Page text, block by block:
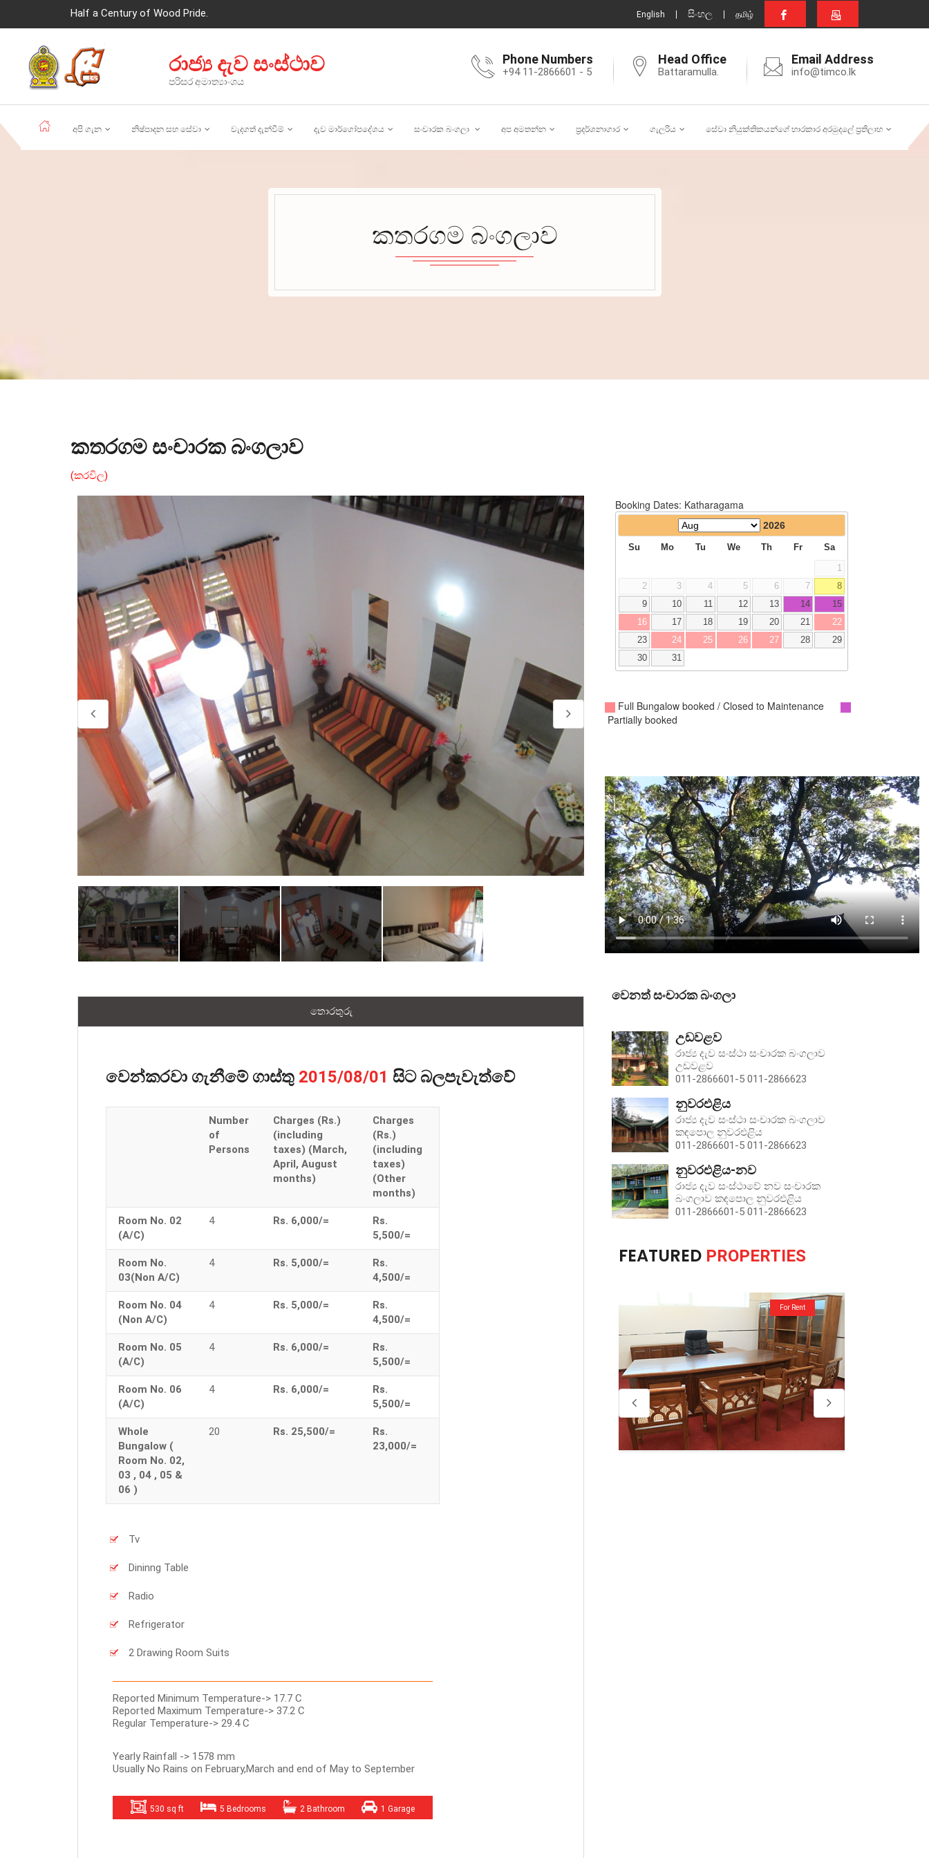
Half a Century of Wood Pride. English සිංහල தமிழ்
රාජ්‍ය දැව සංස්ථාව
පරිසර අමාත්‍යාංශය
Phone Numbers
+94 11-2866601 - 5
Head Office
Battaramulla.
Email Address
info@timco.lk
අපි ගැන නිෂ්පාදන සහ සේවා වැදගත් දැන්වීම් දැව මාර්ගෝපදේශය සංචාරක බංගලා අප අමතන්න ප්‍රදර්ශනාගාර ගැලරිය සේවා නියුක්තිකයන්ගේ භාරකාර අරමුදලේ ප්‍රතිලාභ
කතරගම බංගලාව
කතරගම සංචාරක බංගලාව
(කරවිල)
තොරතුරු
වෙන්කරවා ගැනීමේ ගාස්තු 2015/08/01 සිට බලපැවැත්වේ
Number
of
Persons
Charges (Rs.)
(including
taxes) (March,
April, August
months)
Charges
(Rs.)
(including
taxes)
(Other
months)
Room No. 02
(A/C)
4 Rs. 6,000/=
Rs.
5,500/=
Room No.
03(Non A/C)
4 Rs. 5,000/=
Rs.
4,500/=
Room No. 04
(Non A/C)
4 Rs. 5,000/=
Rs.
4,500/=
Room No. 05
(A/C)
4 Rs. 6,000/=
Rs.
5,500/=
Room No. 06
(A/C)
4 Rs. 6,000/=
Rs.
5,500/=
Whole
Bungalow (
Room No. 02,
03 , 04 , 05 &
06 )
20 Rs. 25,500/=
Rs.
23,000/=
Tv
Dininng Table
Radio
Refrigerator
2 Drawing Room Suits
Reported Minimum Temperature-> 17.7 C
Reported Maximum Temperature-> 37.2 C
Regular Temperature-> 29.4 C
Yearly Rainfall -> 1578 mm
Usually No Rains on February,March and end of May to September
530 sq ft 5 Bedrooms 2 Bathroom 1 Garage
වෙනත් සංචාරක බංගලා
උඩවළව
රාජ්‍ය දැව සංස්ථා සංචාරක බංගලාව
උඩවළව
011-2866601-5 011-2866623
නුවරඑළිය
රාජ්‍ය දැව සංස්ථා සංචාරක බංගලාව
කඳපොල නුවරඑළිය
011-2866601-5 011-2866623
නුවරඑළිය-නව
රාජ්‍ය දැව සංස්ථාවේ නව සංචාරක
බංගලාව කඳපොල නුවරඑළිය
011-2866601-5 011-2866623
FEATURED PROPERTIES
For Rent